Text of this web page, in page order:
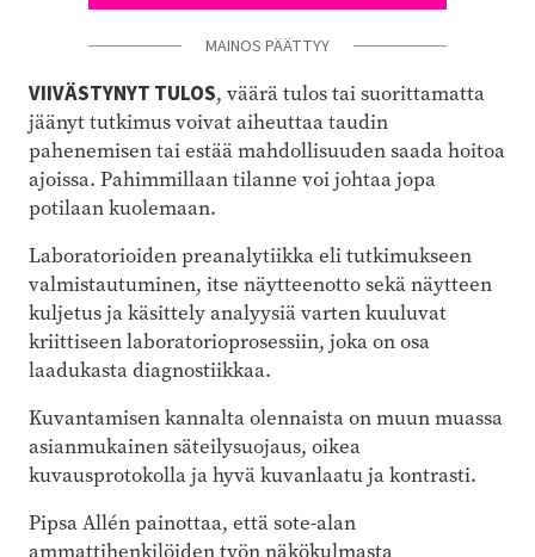
MAINOS PÄÄTTYY
VIIVÄSTYNYT TULOS, väärä tulos tai suorittamatta
jäänyt tutkimus voivat aiheuttaa taudin
pahenemisen tai estää mahdollisuuden saada hoitoa
ajoissa. Pahimmillaan tilanne voi johtaa jopa
potilaan kuolemaan.
Laboratorioiden preanalytiikka eli tutkimukseen
valmistautuminen, itse näytteenotto sekä näytteen
kuljetus ja käsittely analyysiä varten kuuluvat
kriittiseen laboratorioprosessiin, joka on osa
laadukasta diagnostiikkaa.
Kuvantamisen kannalta olennaista on muun muassa
asianmukainen säteilysuojaus, oikea
kuvausprotokolla ja hyvä kuvanlaatu ja kontrasti.
Pipsa Allén painottaa, että sote-alan
ammattihenkilöiden työn näkökulmasta